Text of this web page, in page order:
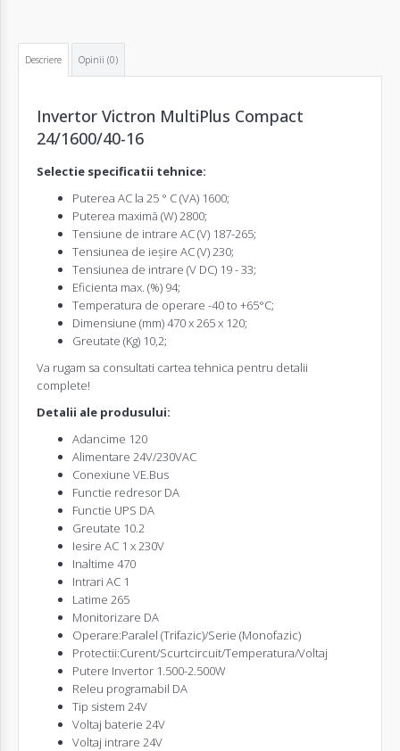
Descriere Opinii (0)
Invertor Victron MultiPlus Compact
24/1600/40-16
Selectie specificatii tehnice:
Puterea AC la 25 ° C (VA) 1600;
Puterea maximă (W) 2800;
Tensiune de intrare AC (V) 187-265;
Tensiunea de ieșire AC (V) 230;
Tensiunea de intrare (V DC) 19 - 33;
Eficienta max. (%) 94;
Temperatura de operare -40 to +65°C;
Dimensiune (mm) 470 x 265 x 120;
Greutate (Kg) 10,2;
Va rugam sa consultati cartea tehnica pentru detalii
complete!
Detalii ale produsului:
Adancime 120
Alimentare 24V/230VAC
Conexiune VE.Bus
Functie redresor DA
Functie UPS DA
Greutate 10.2
Iesire AC 1 x 230V
Inaltime 470
Intrari AC 1
Latime 265
Monitorizare DA
Operare:Paralel (Trifazic)/Serie (Monofazic)
Protectii:Curent/Scurtcircuit/Temperatura/Voltaj
Putere Invertor 1.500-2.500W
Releu programabil DA
Tip sistem 24V
Voltaj baterie 24V
Voltaj intrare 24V